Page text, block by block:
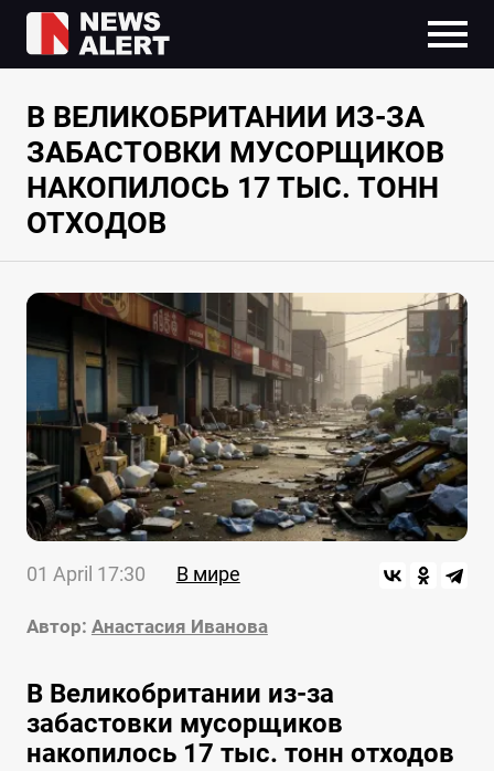
В ВЕЛИКОБРИТАНИИ ИЗ-ЗА
ЗАБАСТОВКИ МУСОРЩИКОВ
НАКОПИЛОСЬ 17 ТЫС. ТОНН
ОТХОДОВ
01 April 17:30 В мире
Автор: Анастасия Иванова
В Великобритании из-за
забастовки мусорщиков
накопилось 17 тыс. тонн отходов